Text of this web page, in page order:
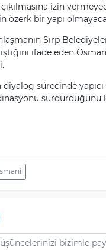
çıkılmasına izin
özerk bir yapı
Sırp
ifade eden
diyalog sürecinde
sürdürdüğünü